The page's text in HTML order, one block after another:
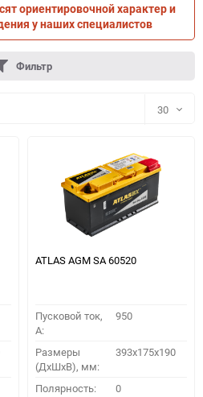
ПО ПАРАМЕТРАМ
ориентировочной характер и
у наших специалистов
Фильтр
30
30
60
ATLAS AGM SA 60520
Пусковой ток,
A:
950
Размеры
(ДхШхВ), мм:
393x175x190
Полярность: 0